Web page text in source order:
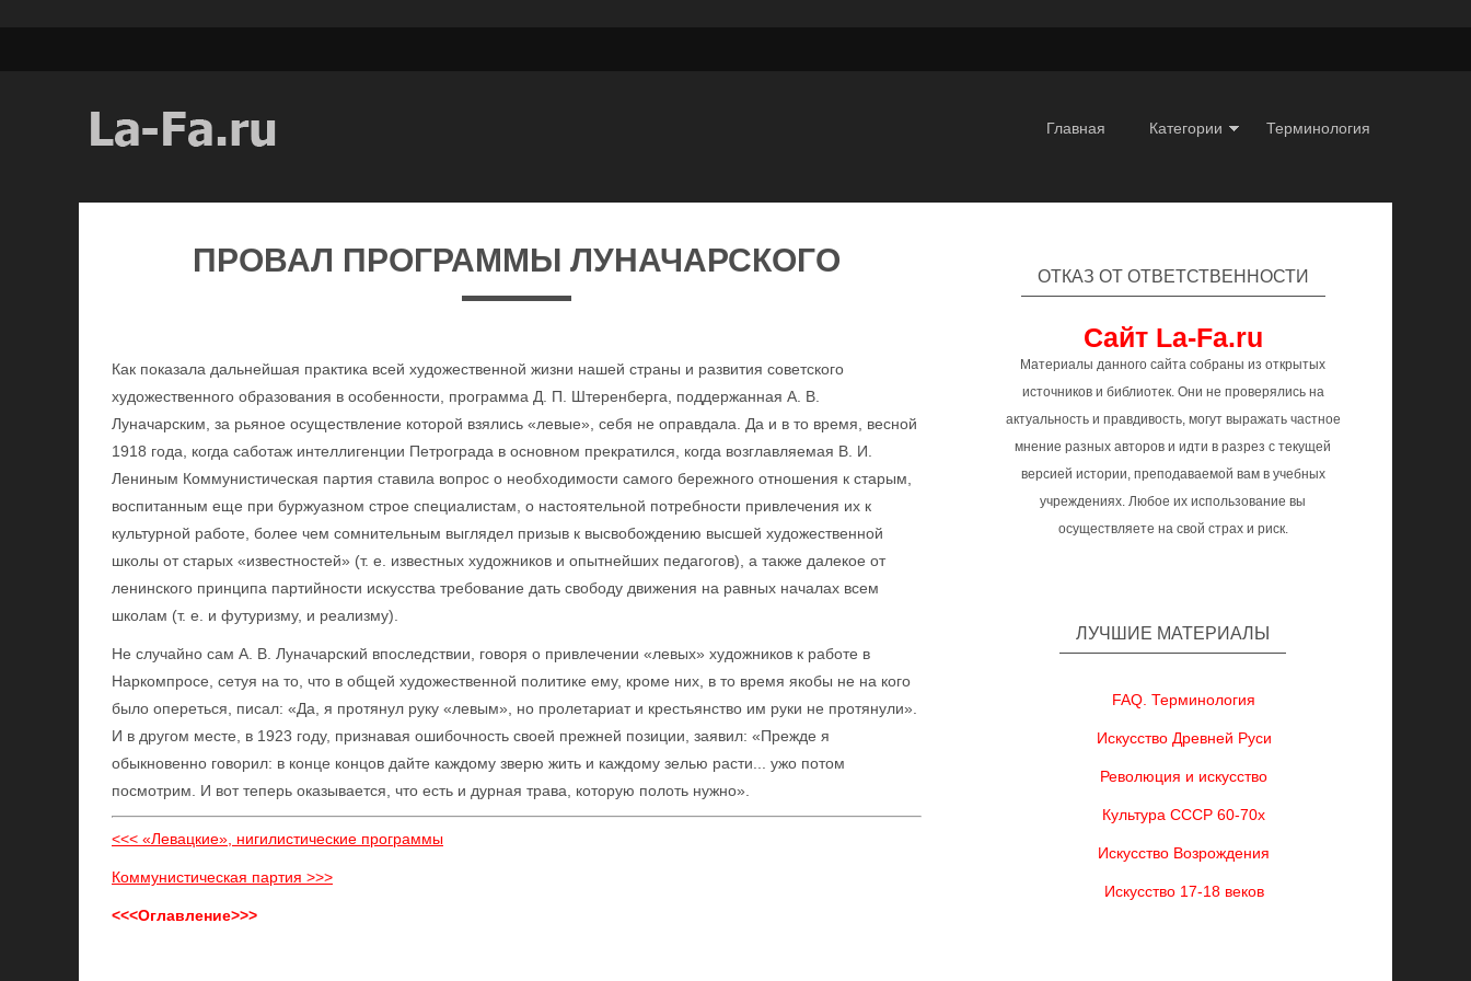
Главная Категории Терминология
ПРОВАЛ ПРОГРАММЫ ЛУНАЧАРСКОГО
Как показала дальнейшая практика всей художественной жизни нашей страны и развития советского
художественного образования в особенности, программа Д. П. Штеренберга, поддержанная А. В.
Луначарским, за рьяное осуществление которой взялись «левые», себя не оправдала. Да и в то время, весной
1918 года, когда саботаж интеллигенции Петрограда в основном прекратился, когда возглавляемая В. И.
Лениным Коммунистическая партия ставила вопрос о необходимости самого бережного отношения к старым,
воспитанным еще при буржуазном строе специалистам, о настоятельной потребности привлечения их к
культурной работе, более чем сомнительным выглядел призыв к высвобождению высшей художественной
школы от старых «известностей» (т. е. известных художников и опытнейших педагогов), а также далекое от
ленинского принципа партийности искусства требование дать свободу движения на равных началах всем
школам (т. е. и футуризму, и реализму).
Не случайно сам А. В. Луначарский впоследствии, говоря о привлечении «левых» художников к работе в
Наркомпросе, сетуя на то, что в общей художественной политике ему, кроме них, в то время якобы не на кого
было опереться, писал: «Да, я протянул руку «левым», но пролетариат и крестьянство им руки не протянули».
И в другом месте, в 1923 году, признавая ошибочность своей прежней позиции, заявил: «Прежде я
обыкновенно говорил: в конце концов дайте каждому зверю жить и каждому зелью расти... ужо потом
посмотрим. И вот теперь оказывается, что есть и дурная трава, которую полоть нужно».
<<< «Левацкие», нигилистические программы
Коммунистическая партия >>>
<<<Оглавление>>>
ОТКАЗ ОТ ОТВЕТСТВЕННОСТИ
Сайт La-Fa.ru
Материалы данного сайта собраны из открытых
источников и библиотек. Они не проверялись на
актуальность и правдивость, могут выражать частное
мнение разных авторов и идти в разрез с текущей
версией истории, преподаваемой вам в учебных
учреждениях. Любое их использование вы
осуществляете на свой страх и риск.
ЛУЧШИЕ МАТЕРИАЛЫ
FAQ. Терминология
Искусство Древней Руси
Революция и искусство
Культура СССР 60-70х
Искусство Возрождения
Искусство 17-18 веков